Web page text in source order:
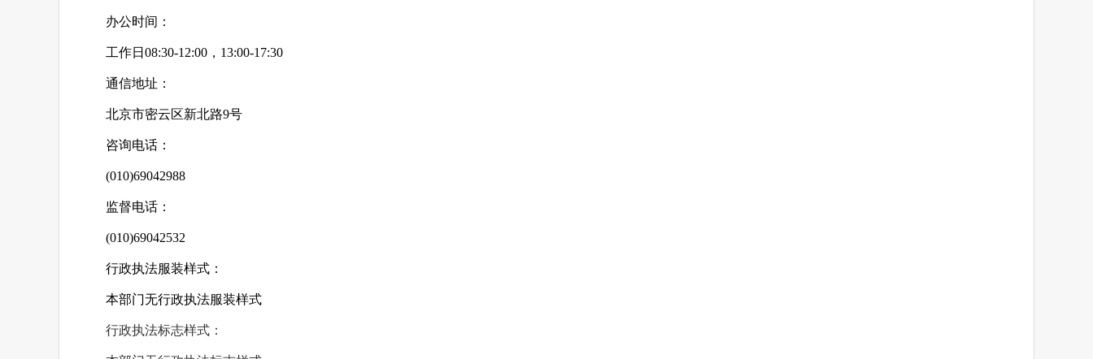
办公时间：
工作日08:30-12:00，13:00-17:30
通信地址：
北京市密云区新北路9号
咨询电话：
(010)69042988
监督电话：
(010)69042532
行政执法服装样式：
本部门无行政执法服装样式
行政执法标志样式：